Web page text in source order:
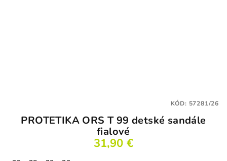
PROTETIKA ORS T 99 detské sandále
fialové
31,90 €
KÓD: 57281/26